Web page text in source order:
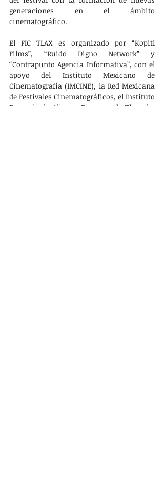
generaciones en el ámbito
cinematográfico.
El FIC TLAX es organizado por “Kopitl
Films”, “Ruido Digno Network” y
“Contrapunto Agencia Informativa”, con el
apoyo del Instituto Mexicano de
Cinematografía (IMCINE), la Red Mexicana
de Festivales Cinematográficos, el Instituto
Français, la Alianza Francesa de Tlaxcala,